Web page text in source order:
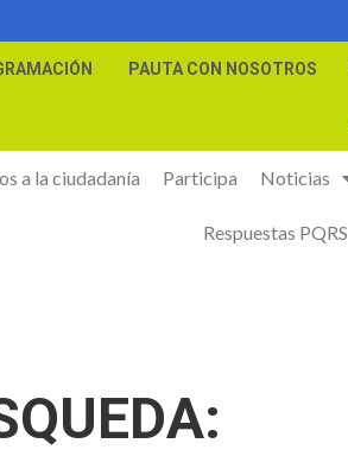
PAUTA CON NOSOTROS
a la ciudadanía Participa Noticias
Respuestas PQRS